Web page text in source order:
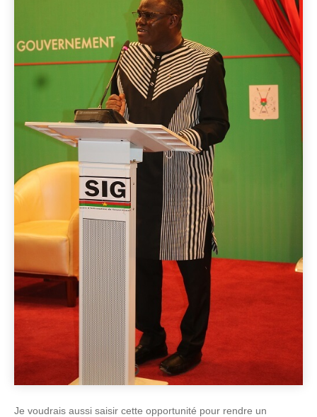
Je voudrais aussi saisir cette opportunité pour rendre un